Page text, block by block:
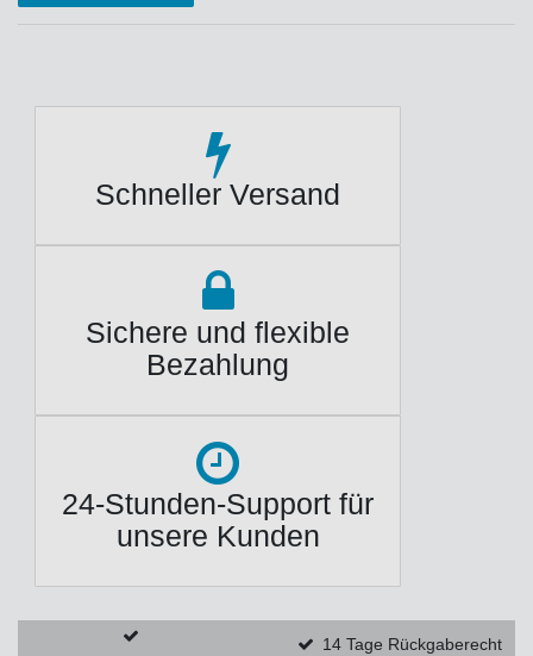
Schneller Versand
Sichere und flexible
Bezahlung
24-Stunden-Support für
unsere Kunden
14 Tage Rückgaberecht